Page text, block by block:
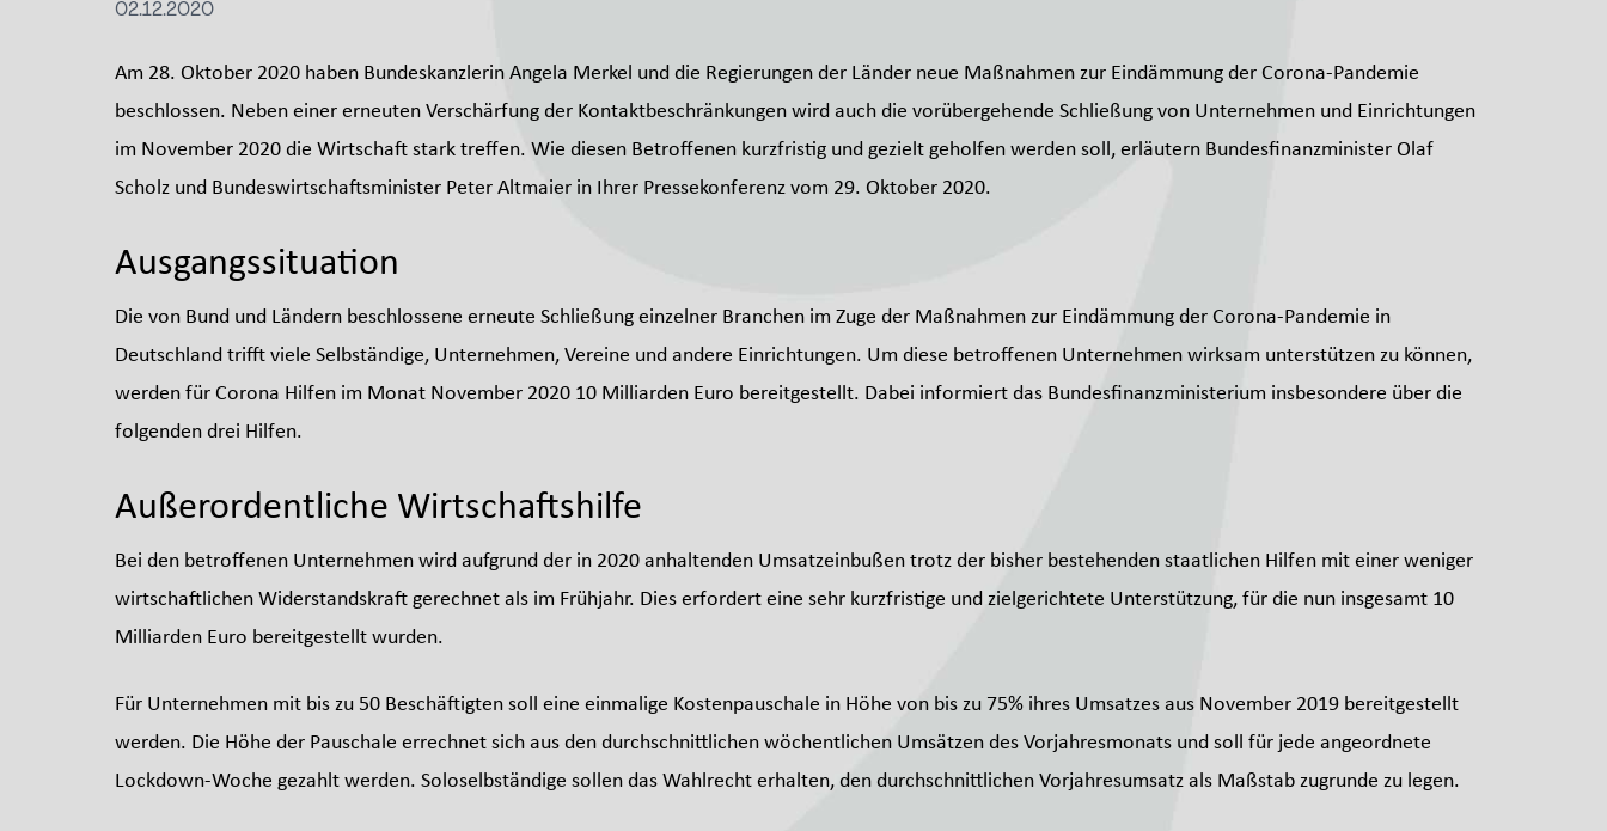
02.12.2020
Am 28. Oktober 2020 haben Bundeskanzlerin Angela Merkel und die Regierungen der Länder neue Maßnahmen zur Eindämmung der Corona-Pandemie
beschlossen. Neben einer erneuten Verschärfung der Kontaktbeschränkungen wird auch die vorübergehende Schließung von Unternehmen und Einrichtungen
im November 2020 die Wirtschaft stark treffen. Wie diesen Betroffenen kurzfristig und gezielt geholfen werden soll, erläutern Bundesfinanzminister Olaf
Scholz und Bundeswirtschaftsminister Peter Altmaier in Ihrer Pressekonferenz vom 29. Oktober 2020.
Ausgangssituation
Die von Bund und Ländern beschlossene erneute Schließung einzelner Branchen im Zuge der Maßnahmen zur Eindämmung der Corona-Pandemie in
Deutschland trifft viele Selbständige, Unternehmen, Vereine und andere Einrichtungen. Um diese betroffenen Unternehmen wirksam unterstützen zu können,
werden für Corona Hilfen im Monat November 2020 10 Milliarden Euro bereitgestellt. Dabei informiert das Bundesfinanzministerium insbesondere über die
folgenden drei Hilfen.
Außerordentliche Wirtschaftshilfe
Bei den betroffenen Unternehmen wird aufgrund der in 2020 anhaltenden Umsatzeinbußen trotz der bisher bestehenden staatlichen Hilfen mit einer weniger
wirtschaftlichen Widerstandskraft gerechnet als im Frühjahr. Dies erfordert eine sehr kurzfristige und zielgerichtete Unterstützung, für die nun insgesamt 10
Milliarden Euro bereitgestellt wurden.
Für Unternehmen mit bis zu 50 Beschäftigten soll eine einmalige Kostenpauschale in Höhe von bis zu 75% ihres Umsatzes aus November 2019 bereitgestellt
werden. Die Höhe der Pauschale errechnet sich aus den durchschnittlichen wöchentlichen Umsätzen des Vorjahresmonats und soll für jede angeordnete
Lockdown-Woche gezahlt werden. Soloselbständige sollen das Wahlrecht erhalten, den durchschnittlichen Vorjahresumsatz als Maßstab zugrunde zu legen.